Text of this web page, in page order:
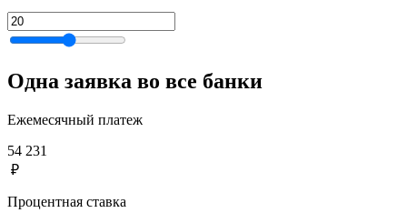
Одна заявка во все банки
Ежемесячный платеж
54 231
₽
Процентная ставка